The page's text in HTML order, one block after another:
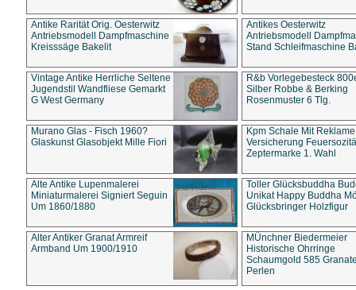
Antike Rarität Orig. Oesterwitz
Antriebsmodell Dampfmaschine
Kreisssäge Bakelit
Antikes Oesterwitz
Antriebsmodell
Stand Schleifmaschine
Vintage Antike Herrliche Seltene
Jugendstil Wandfliese Gemarkt
G West Germany
R&b Vorlegebesteck
Silber Robbe & Berking
Rosenmuster 6 Tlg.
Murano Glas - Fisch 1960?
Glaskunst Glasobjekt Mille Fiori
Kpm Schale Mit Reklame
Versicherung
Zeptermarke 1. Wahl
Alte Antike Lupenmalerei
Miniaturmalerei Signiert Seguin
Um 1860/1880
Toller Glücksbuddha
Unikat Happy Buddha
Glücksbringer Holzfigur
Alter Antiker Granat Armreif
Armband Um 1900/1910
MÜnchner Biedermeier
Historische Ohrringe
Schaumgold 585
Perlen